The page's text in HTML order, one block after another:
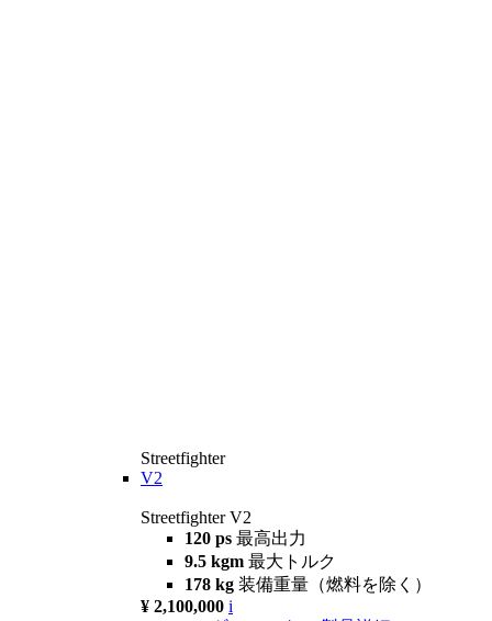
Streetfighter
V2
Streetfighter V2
120 ps 最高出力
9.5 kgm 最大トルク
178 kg 装備重量（燃料を除く）
¥ 2,100,000 i